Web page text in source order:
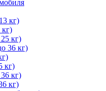
кг)
кг)
кг)
36 кг)
кг)
кг)
кг)